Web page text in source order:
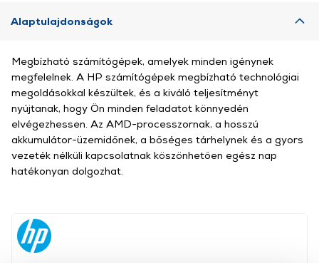
Alaptulajdonságok
Megbízható számítógépek, amelyek minden igénynek
megfelelnek. A HP számítógépek megbízható technológiai
megoldásokkal készültek, és a kiváló teljesítményt
nyújtanak, hogy Ön minden feladatot könnyedén
elvégezhessen. Az AMD-processzornak, a hosszú
akkumulátor-üzemidőnek, a bőséges tárhelynek és a gyors
vezeték nélküli kapcsolatnak köszönhetően egész nap
hatékonyan dolgozhat.